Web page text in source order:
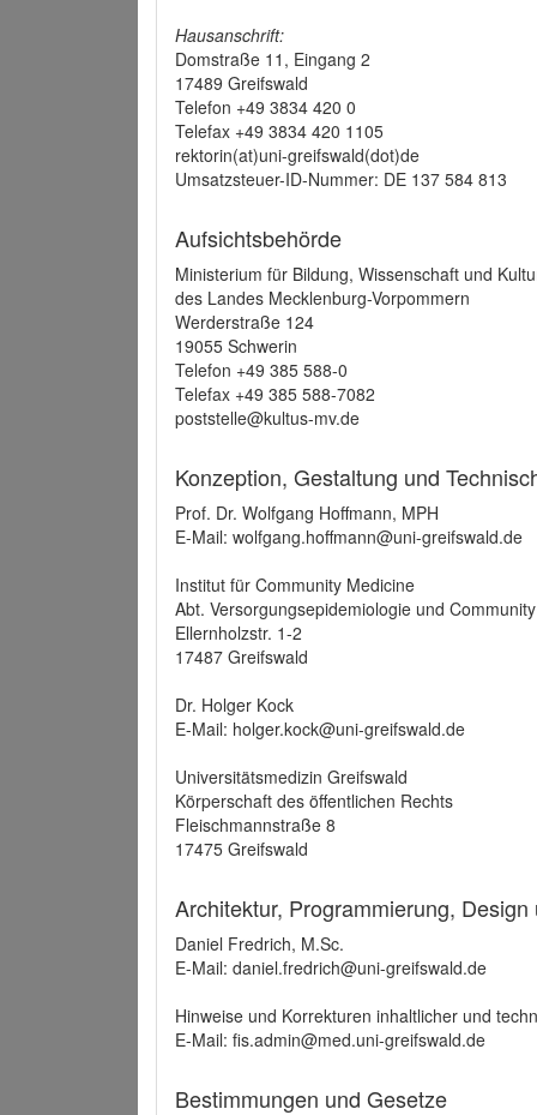
Hausanschrift:
Domstraße 11, Eingang 2
17489 Greifswald
Telefon +49 3834 420 0
Telefax +49 3834 420 1105
rektorin(at)uni-greifswald(dot)de
Umsatzsteuer-ID-Nummer: DE 137 584 813
Aufsichtsbehörde
Ministerium für Bildung, Wissenschaft und
des Landes Mecklenburg-Vorpommern
Werderstraße 124
19055 Schwerin
Telefon +49 385 588-0
Telefax +49 385 588-7082
poststelle@kultus-mv.de
Konzeption, Gestaltung und
Prof. Dr. Wolfgang Hoffmann, MPH
E-Mail: wolfgang.hoffmann@uni-greifswald.de
Institut für Community Medicine
Abt. Versorgungsepidemiologie und
Ellernholzstr. 1-2
17487 Greifswald
Dr. Holger Kock
E-Mail: holger.kock@uni-greifswald.de
Universitätsmedizin Greifswald
Körperschaft des öffentlichen Rechts
Fleischmannstraße 8
17475 Greifswald
Architektur, Programmierung,
Daniel Fredrich, M.Sc.
E-Mail: daniel.fredrich@uni-greifswald.de
Hinweise und Korrekturen inhaltlicher und
E-Mail: fis.admin@med.uni-greifswald.de
Bestimmungen und Gesetze